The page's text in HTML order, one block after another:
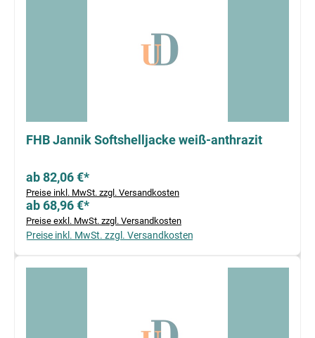
FHB Jannik Softshelljacke weiß-anthrazit
ab 82,06 €*
Preise inkl. MwSt. zzgl. Versandkosten
ab 68,96 €*
Preise exkl. MwSt. zzgl. Versandkosten
Preise inkl. MwSt. zzgl. Versandkosten